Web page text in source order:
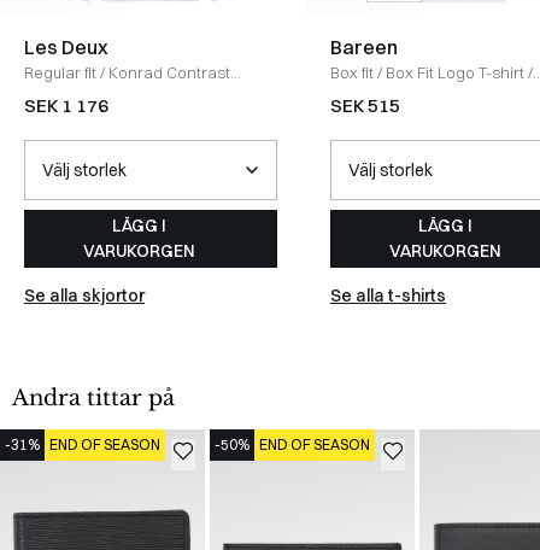
Les Deux
Regular fit/ Konrad Contrast
Oxford Skjorta
SEK 1 176
LÄGG I
VARUKORGEN
Se alla skjortor
Bareen
Box fit/ Box Fit Logo T-shirt/
WHITE
SEK 515
LÄGG I
VARUKORGEN
Se alla t-shirts
Andra tittar på
-31% END OF SEASON -50% END OF SEASON